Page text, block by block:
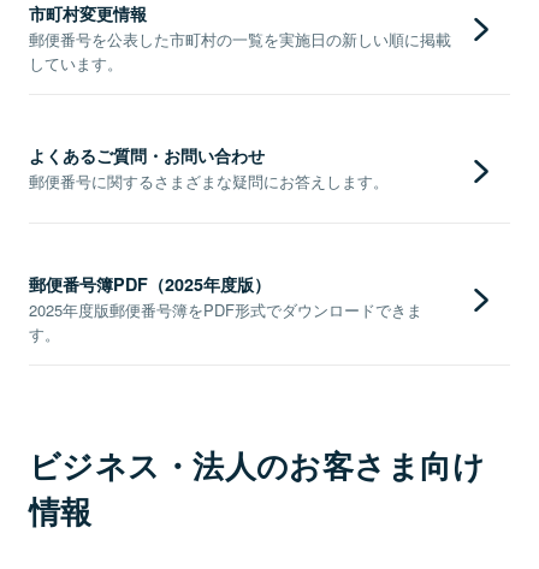
市町村変更情報
郵便番号を公表した市町村の一覧を実施日の新しい順に掲載
しています。
よくあるご質問・お問い合わせ
郵便番号に関するさまざまな疑問にお答えします。
郵便番号簿PDF（2025年度版）
2025年度版郵便番号簿をPDF形式でダウンロードできま
す。
ビジネス・法人のお客さま向け
情報